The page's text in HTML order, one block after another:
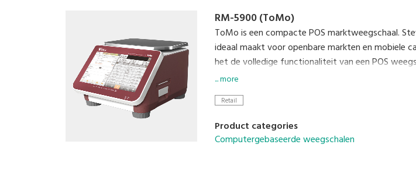
RM-5900 (ToMo)
ToMo is een compacte POS marktweegschaal.
ideaal maakt voor openbare markten en mobiele
het de volledige functionaliteit van een POS
3 aantrekkelijke kleuren.
... more
Retail
Product categories
Computergebaseerde weegschalen